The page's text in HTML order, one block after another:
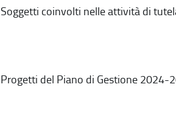
Soggetti coinvolti nelle attività di
Progetti del Piano di Gestione 2024-